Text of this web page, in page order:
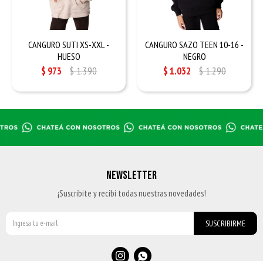
CANGURO SUTI XS-XXL -
HUESO
$ 973 $1.390
CANGURO SAZO TEEN 10-16 -
NEGRO
$1.032 $1.290
NEWSLETTER
¡Suscribite y recibí todas nuestras novedades!
SUSCRIBIRME
 